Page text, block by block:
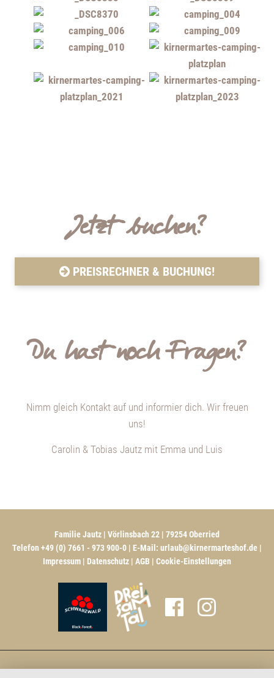
Jetzt buchen?
PREISRECHNER & BUCHUNG!
Du hast noch Fragen?
Nimm gleich Kontakt auf und informier dich. Wir freuen
uns!
Carolin & Tobias Jautz mit Emma und Luis
Familie Jautz | Vörlinsbach 22 | 79254 Oberried
Telefon +49 (0) 7661 - 973 900-0 | E-Mail: urlaub@kirnermarteshof.de |
Impressum | Datenschutz | AGB | Cookie-Einstellungen